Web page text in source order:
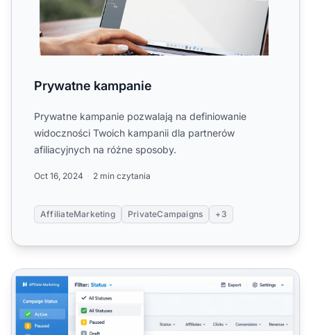
Prywatne kampanie
Prywatne kampanie pozwalają na definiowanie
widoczności Twoich kampanii dla partnerów
afiliacyjnych na różne sposoby.
Oct 16, 2024 2 min czytania
AffiliateMarketing PrivateCampaigns +3
Filtr statusu kampanii prywatnej: Usprawnij zarządzanie